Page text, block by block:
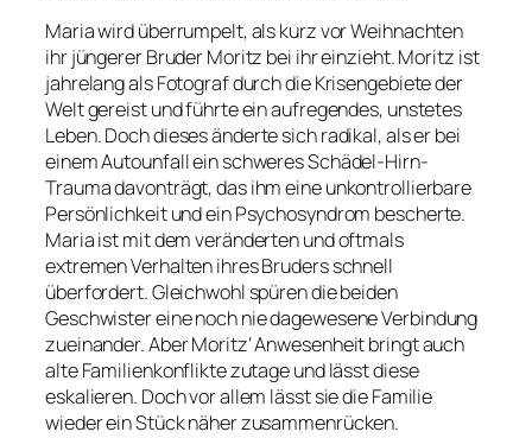
Maria wird überrumpelt, als kurz vor Weihnachten
ihr jüngerer Bruder Moritz bei ihr einzieht. Moritz ist
jahrelang als Fotograf durch die Krisengebiete der
Welt gereist und führte ein aufregendes, unstetes
Leben. Doch dieses änderte sich radikal, als er bei
einem Autounfall ein schweres Schädel-Hirn-
Trauma davonträgt, das ihm eine unkontrollierbare
Persönlichkeit und ein Psychosyndrom bescherte.
Maria ist mit dem veränderten und oftmals
extremen Verhalten ihres Bruders schnell
überfordert. Gleichwohl spüren die beiden
Geschwister eine noch nie dagewesene Verbindung
zueinander. Aber Moritz‘ Anwesenheit bringt auch
alte Familienkonflikte zutage und lässt diese
eskalieren. Doch vor allem lässt sie die Familie
wieder ein Stück näher zusammenrücken.